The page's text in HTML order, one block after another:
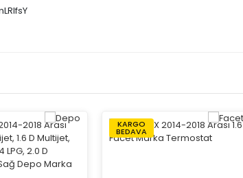
KARGO
BEDAVA